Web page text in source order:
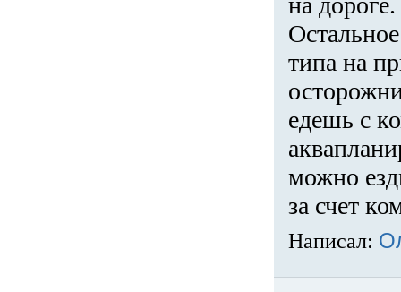
типа на
едешь с
можно
за счет
Написал: